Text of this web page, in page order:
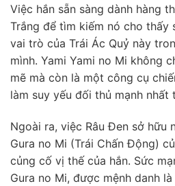
Việc hắn sẵn sàng dành hàng
Trắng để tìm kiếm nó cho thấy
vai trò của Trái Ác Quỷ này
mình. Yami Yami no Mi không
mẽ mà còn là một công cụ
làm suy yếu đối thủ mạnh nhất
Ngoài ra, việc Râu Đen sở hữu
Gura no Mi (Trái Chấn Động)
củng cố vị thế của hắn. Sức
Gura no Mi, được mệnh danh